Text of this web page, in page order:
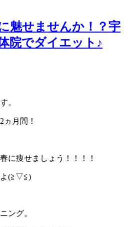
魅せませんか！？宇
院でダイエット♪
。
月間！
に痩せましょう！！！！
よ(≧▽≦)
ング。